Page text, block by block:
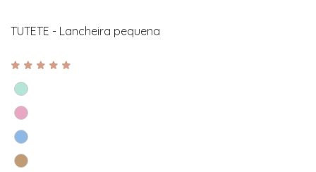
TUTETE - Lancheira pequena